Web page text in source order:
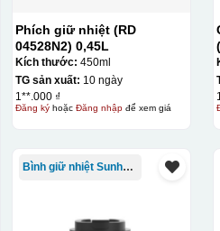
Phích giữ nhiệt (RD
04528N2) 0,45L
Kích thước: 450ml
TG sản xuất: 10 ngày
1**.000 ₫
Đăng kýhoặc Đăng nhậpđể xem giá
Bình giữ nhiệt Sunhouse